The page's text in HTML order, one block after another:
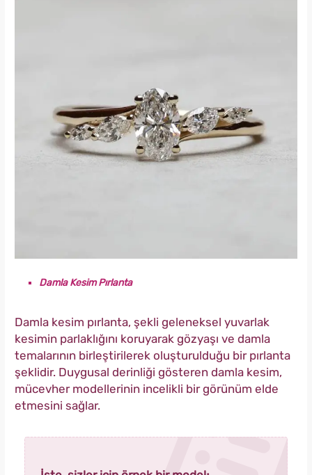
Damla Kesim Pırlanta
Damla kesim pırlanta, şekli geleneksel yuvarlak
kesimin parlaklığını koruyarak gözyaşı ve damla
temalarının birleştirilerek oluşturulduğu bir pırlanta
şeklidir. Duygusal derinliği gösteren damla kesim,
mücevher modellerinin incelikli bir görünüm elde
etmesini sağlar.